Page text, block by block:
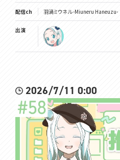
配信ch 羽渦ミウネル -Miuneru Haneuzu-
出演
2026/7/11 0:00